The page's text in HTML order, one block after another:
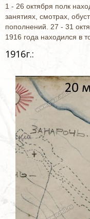
1 - 26 октября полк
занятиях, смотрах,
пополнений. 27 - 31
1916 года находился в
1916г.: